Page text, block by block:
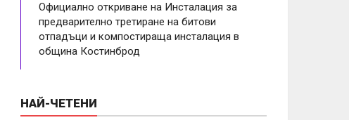
Официално откриване на Инсталация за
предварително третиране на битови
отпадъци и компостираща инсталация в
община Костинброд
НАЙ-ЧЕТЕНИ